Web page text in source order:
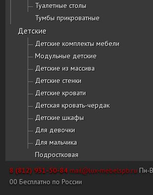
Туалетные столы
Тумбы прикроватные
Детские
Детские комплекты мебели
Модульные детские
Детские из массива
Детские стенки
Детские кровати
Детская кровать-чердак
Детские шкафы
Для девочки
Для мальчика
Подростковая
8 (812) 931-50-84 mail@lux-mebelspb.ru Пн-
00 Бесплатно по России